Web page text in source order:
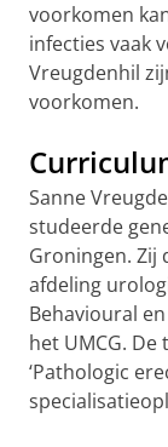
voorkomen
infecties vaak
Vreugdenhil
voorkomen.
Sanne
studeerde
Groningen. Zij
afdeling
Behavioural
het UMCG.
‘Pathologic